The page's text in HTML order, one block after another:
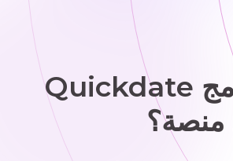
لماذا برنامج Quickdate